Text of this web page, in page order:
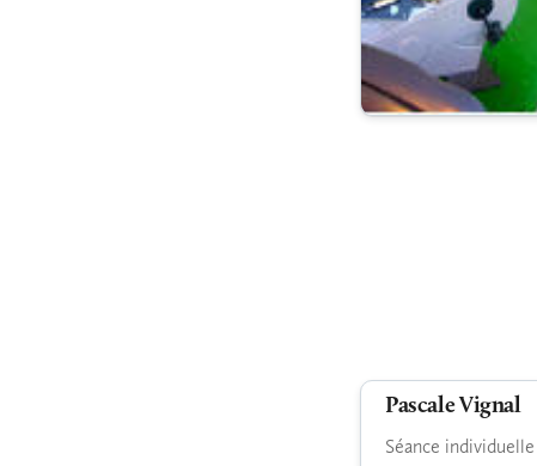
Pascale Vignal
Séance